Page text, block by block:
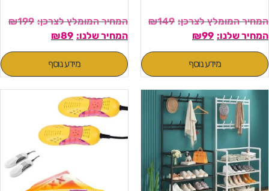
₪149
₪99
מידע נוסף
₪199
₪89
מידע נוסף